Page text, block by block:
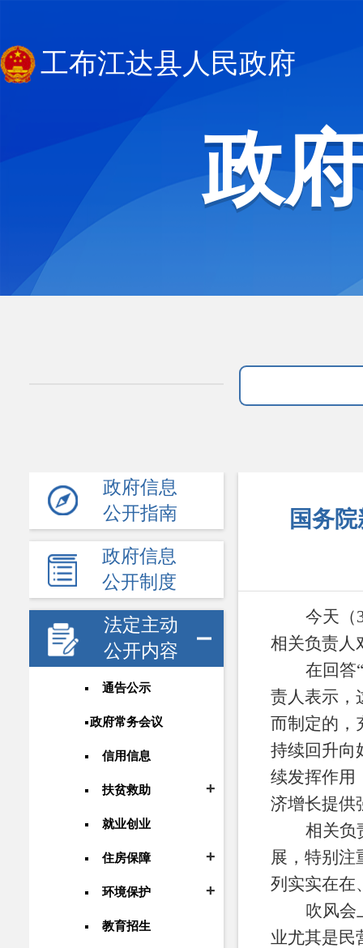
工布江达县人民政府
政
政府信息
公开指南
政府信息
公开制度
法定主动
公开内容
通告公示
政府常务会议
信用信息
扶贫救助
就业创业
住房保障
环境保护
教育招生
国务
今天（
相关负责人
在回答
责人表示，
而制定的，
持续回升向
续发挥作用
济增长提供
相关负
展，特别注
列实实在在
吹风会
业尤其是民